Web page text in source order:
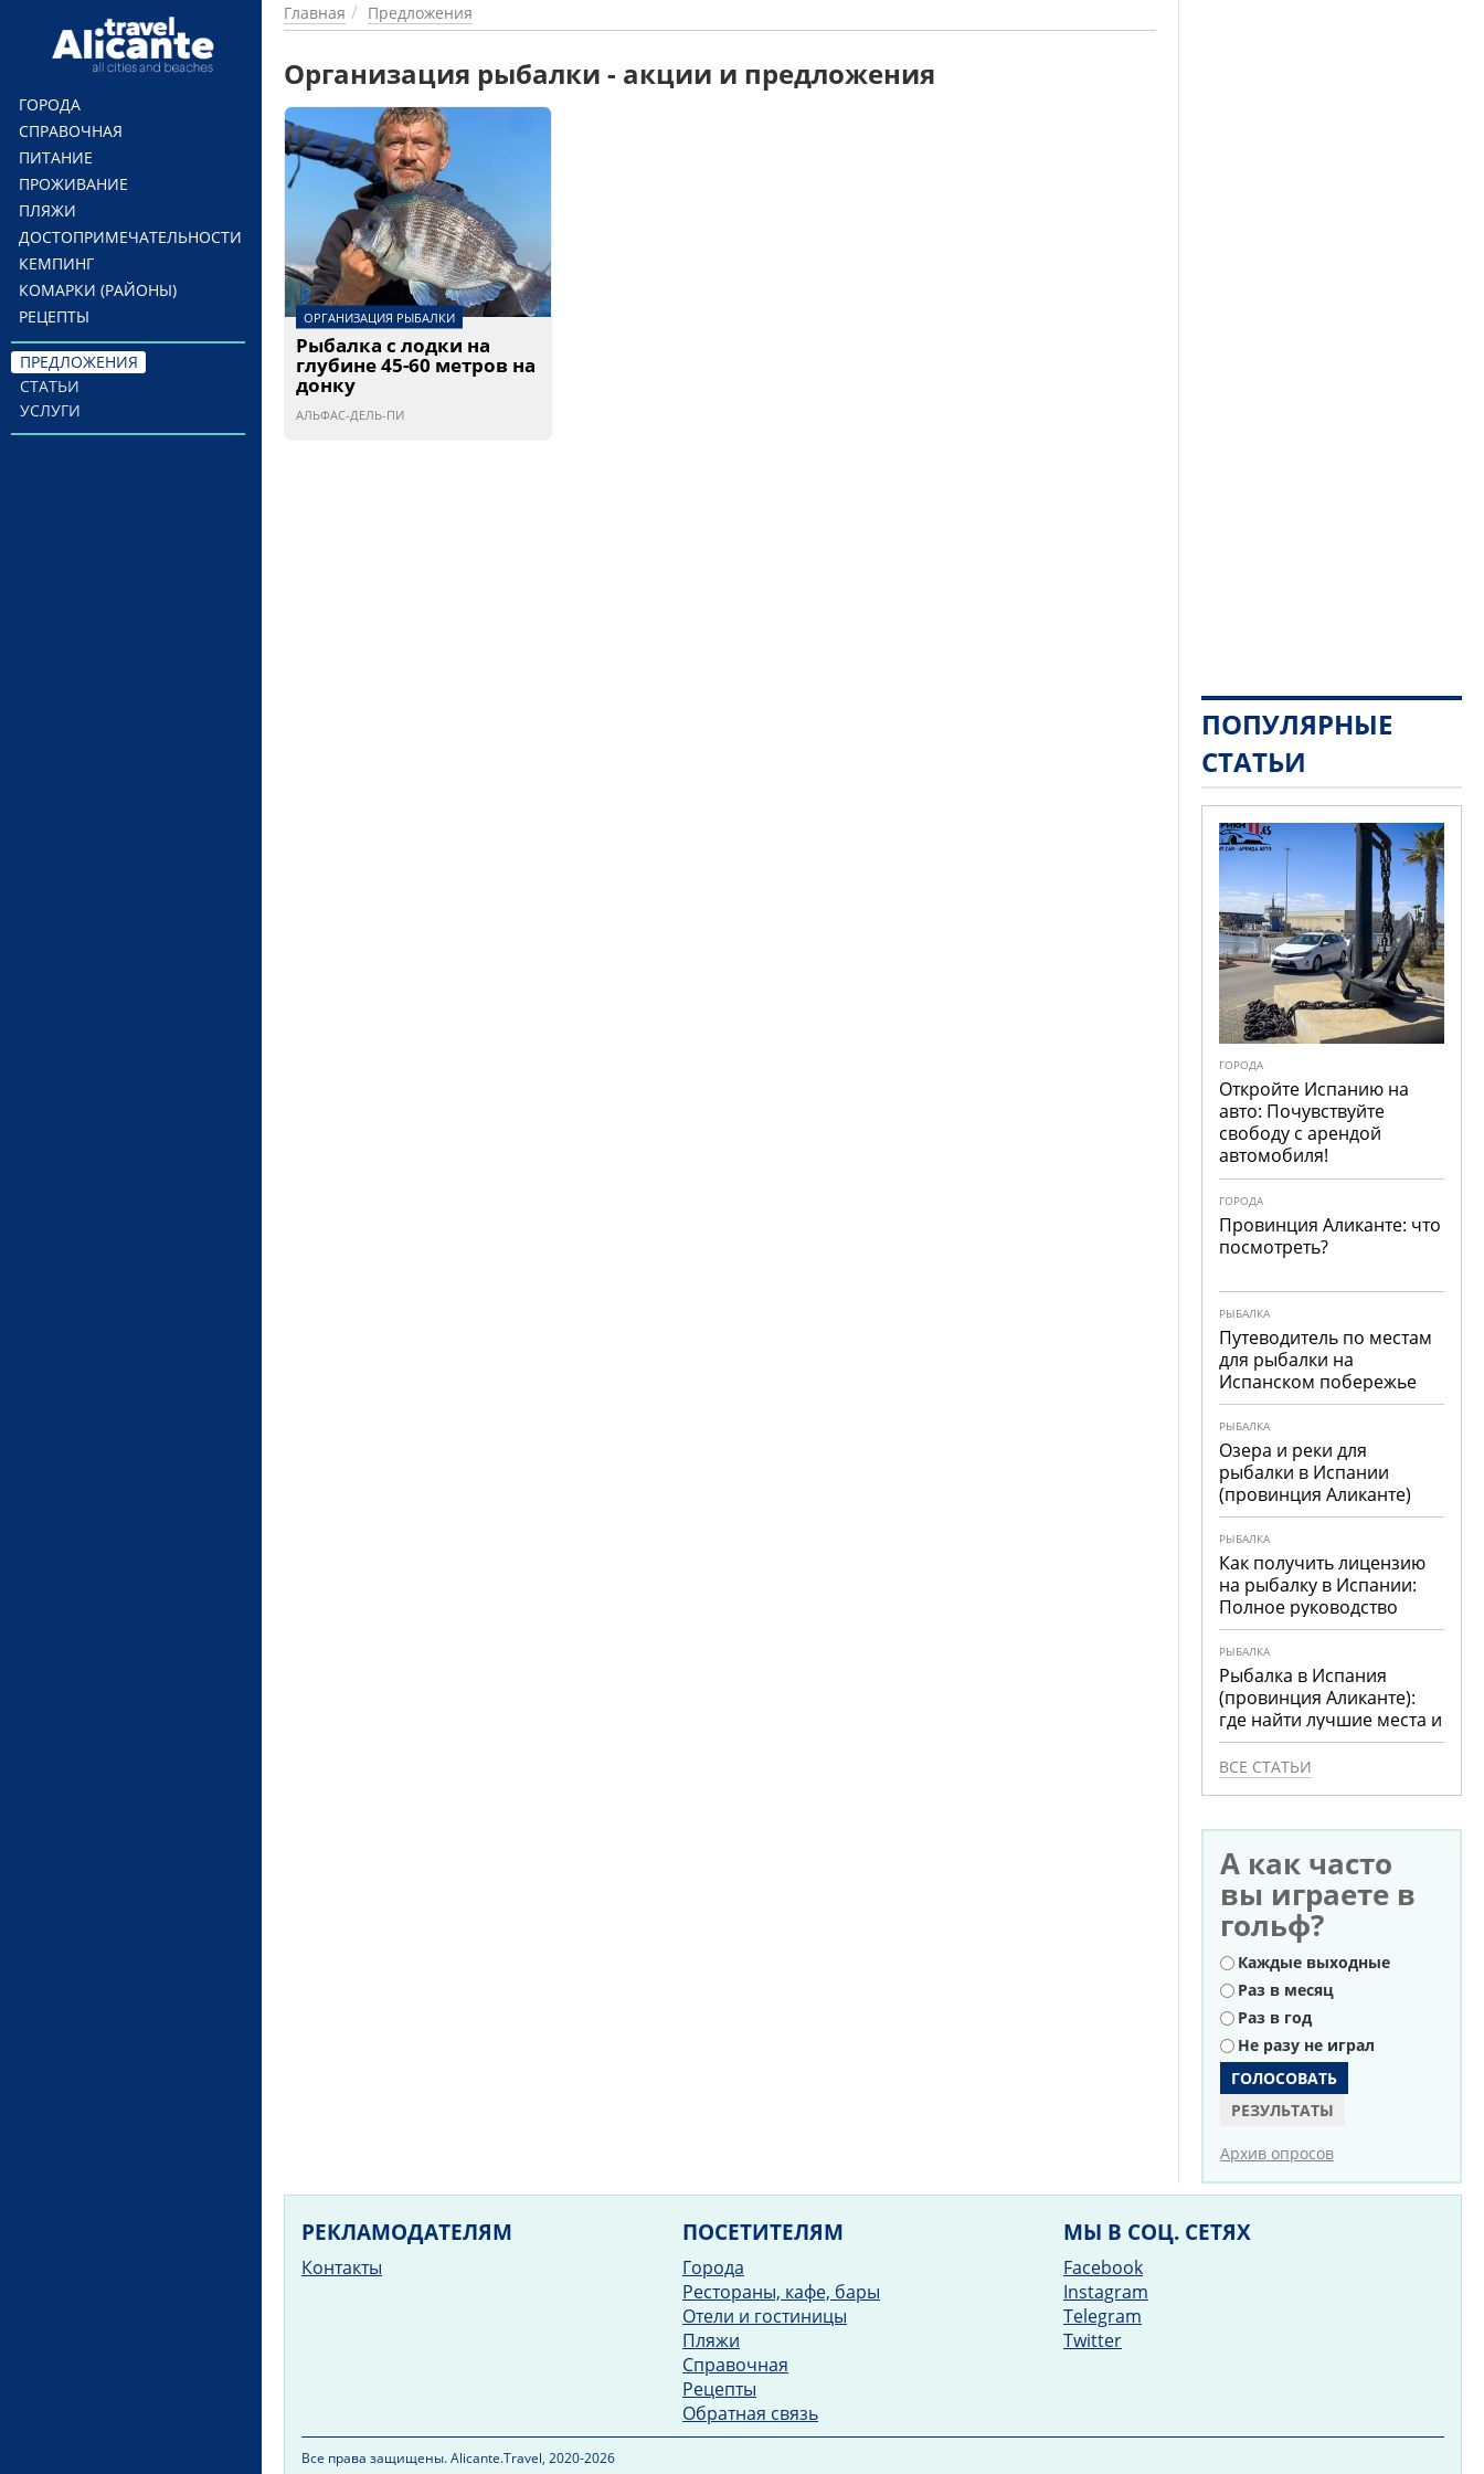
Перейти к основному содержанию
ГОРОДА
СПРАВОЧНАЯ
ПИТАНИЕ
ПРОЖИВАНИЕ
ПЛЯЖИ
ДОСТОПРИМЕЧАТЕЛЬНОСТИ
КЕМПИНГ
КОМАРКИ (РАЙОНЫ)
РЕЦЕПТЫ
ПРЕДЛОЖЕНИЯ
СТАТЬИ
УСЛУГИ
Главная Предложения
Организация рыбалки - акции и предложения
ОРГАНИЗАЦИЯ РЫБАЛКИ
Рыбалка с лодки на
глубине 45-60 метров на
донку
АЛЬФАС-ДЕЛЬ-ПИ
ПОПУЛЯРНЫЕ
СТАТЬИ
ГОРОДА
Откройте Испанию на
авто: Почувствуйте
свободу с арендой
автомобиля!
ГОРОДА
Провинция Аликанте: что
посмотреть?
РЫБАЛКА
Путеводитель по местам
для рыбалки на
Испанском побережье
РЫБАЛКА
Озера и реки для
рыбалки в Испании
(провинция Аликанте)
РЫБАЛКА
Как получить лицензию
на рыбалку в Испании:
Полное руководство
РЫБАЛКА
Рыбалка в Испания
(провинция Аликанте):
где найти лучшие места и
что ловить
ВСЕ СТАТЬИ
А как часто
вы играете в
гольф?
Варианты
Каждые выходные
Раз в месяц
Раз в год
Не разу не играл
РЕЗУЛЬТАТЫ
Архив опросов
РЕКЛАМОДАТЕЛЯМ
Контакты
ПОСЕТИТЕЛЯМ
Города
Рестораны, кафе, бары
Отели и гостиницы
Пляжи
Справочная
Рецепты
Обратная связь
МЫ В СОЦ. СЕТЯХ
Facebook
Instagram
Telegram
Twitter
Все права защищены. Alicante.Travel, 2020-2026